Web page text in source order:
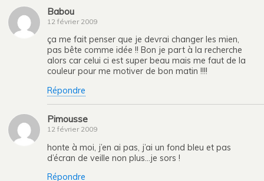
Babou
12 février 2009
ça me fait penser que je devrai changer les mien,
pas bête comme idée !! Bon je part à la recherche
alors car celui ci est super beau mais me faut de la
couleur pour me motiver de bon matin !!!!
Répondre
Pimousse
12 février 2009
honte à moi, j’en ai pas, j’ai un fond bleu et pas
d’écran de veille non plus…je sors !
Répondre